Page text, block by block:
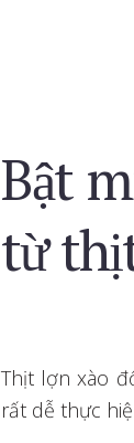
Bật
từ
Thịt lợn xào
rất dễ thực